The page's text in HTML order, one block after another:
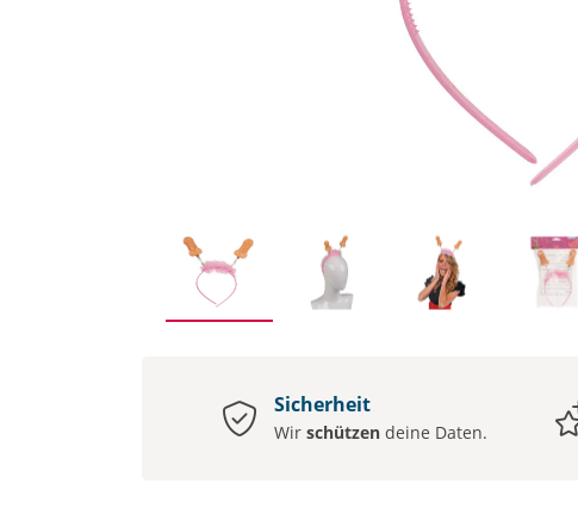
Sicherheit
Wir schützendeine Daten.